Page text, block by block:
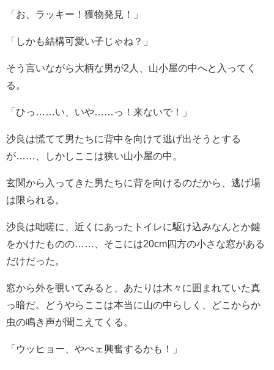
「お、ラッキー！獲物発見！」
「しかも結構可愛い子じゃね？」
そう言いながら大柄な男が2人、山小屋の中へと入ってく
る。
「ひっ……い、いや……っ！来ないで！」
沙良は慌てて男たちに背中を向けて逃げ出そうとする
が……、しかしここは狭い山小屋の中。
玄関から入ってきた男たちに背を向けるのだから、逃げ場
は限られる。
沙良は咄嗟に、近くにあったトイレに駆け込みなんとか鍵
をかけたものの……、そこには20cm四方の小さな窓がある
だけだった。
窓から外を覗いてみると、あたりは木々に囲まれていた真
っ暗だ。どうやらここは本当に山の中らしく、どこからか
虫の鳴き声が聞こえてくる。
「ウッヒョー、やべェ興奮するかも！」